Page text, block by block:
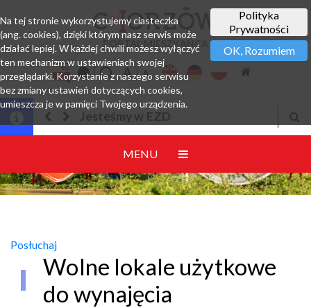
PORTAL MIESZKAŃCA
Jesteśmy w EZD
MENU
Posłuchaj
Wolne lokale użytkowe
do wynajęcia
Polityka
Prywatności
OK, Rozumiem
Na tej stronie wykorzystujemy ciasteczka
(ang. cookies), dzięki którym nasz serwis może
działać lepiej. W każdej chwili możesz wyłączyć
ten mechanizm w ustawieniach swojej
przeglądarki. Korzystanie z naszego serwisu
bez zmiany ustawień dotyczących cookies,
umieszcza je w pamięci Twojego urządzenia.